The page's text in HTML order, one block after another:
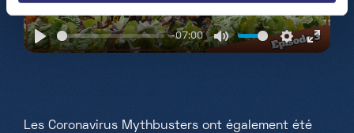
Play
-07:00
Mute Settings
Enter
Les Coronavirus Mythbusters ont également été